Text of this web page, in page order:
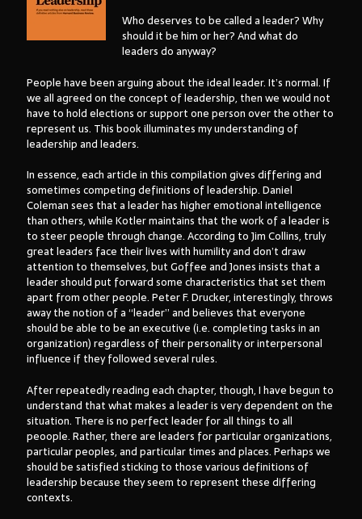
Arsip:
Search
Categories
Who deserves to be called a leader? Why
should it be him or her? And what do
leaders do anyway?
People have been arguing about the ideal leader. It’s normal. If
we all agreed on the concept of leadership, then we would not
have to hold elections or support one person over the other to
represent us. This book illuminates my understanding of
leadership and leaders.
In essence, each article in this compilation gives differing and
sometimes competing definitions of leadership. Daniel
Coleman sees that a leader has higher emotional intelligence
than others, while Kotler maintains that the work of a leader is
to steer people through change. According to Jim Collins, truly
great leaders face their lives with humility and don’t draw
attention to themselves, but Goffee and Jones insists that a
leader should put forward some characteristics that set them
apart from other people. Peter F. Drucker, interestingly, throws
away the notion of a “leader” and believes that everyone
should be able to be an executive (i.e. completing tasks in an
organization) regardless of their personality or interpersonal
influence if they followed several rules.
After repeatedly reading each chapter, though, I have begun to
understand that what makes a leader is very dependent on the
situation. There is no perfect leader for all things to all
peoople. Rather, there are leaders for particular organizations,
particular peoples, and particular times and places. Perhaps we
should be satisfied sticking to those various definitions of
leadership because they seem to represent these differing
contexts.